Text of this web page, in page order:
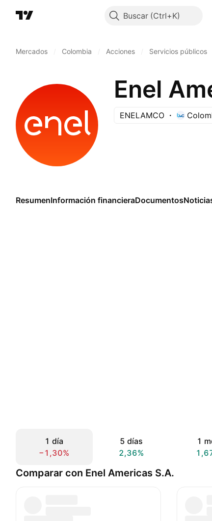
Buscar
Mercados Colombia Acciones Servicios públicos
Enel
ENELAMCO
ResumenInformación financieraDocumentos
1 día
−1,30%
5 días
2,36%
1
Comparar con Enel Americas S.A.